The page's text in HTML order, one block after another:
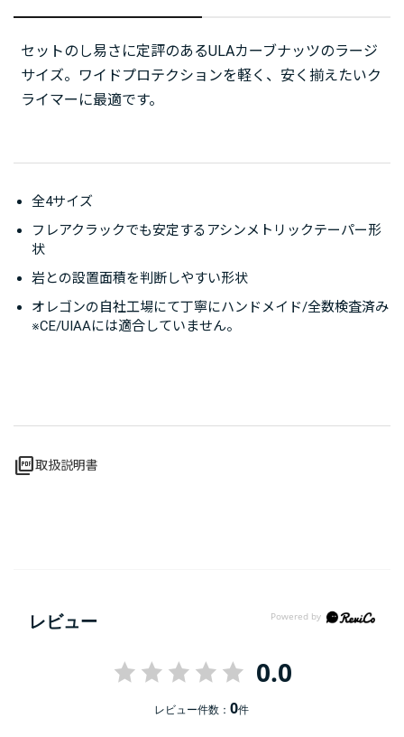
セットのし易さに定評のあるULAカーブナッツのラージ
サイズ。ワイドプロテクションを軽く、安く揃えたいク
ライマーに最適です。
全4サイズ
フレアクラックでも安定するアシンメトリックテーパー形
状
岩との設置面積を判断しやすい形状
オレゴンの自社工場にて丁寧にハンドメイド/全数検査済み
※CE/UIAAには適合していません。
picture_as_pdf取扱説明書
レビュー
0.0
レビュー件数：0件